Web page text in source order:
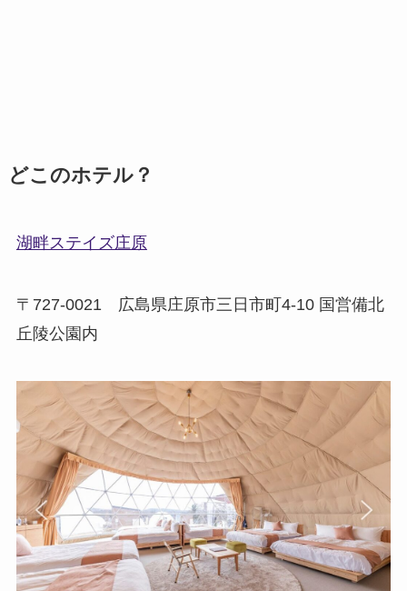
どこのホテル？
湖畔ステイズ庄原
〒727-0021 広島県庄原市三日市町4-10 国営備北
丘陵公園内